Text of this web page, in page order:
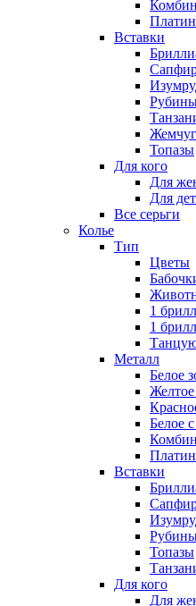
Вставки
Жемчуг
Топазы
Для кого
Для
Для
Все серьги
Колье
Тип
Цветы
1
1
Металл
Белое
Желтое
Белое
Вставки
Топазы
Для кого
Для